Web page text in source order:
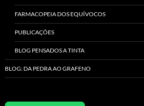
FARMACOPEIA DOS EQUÍVOCOS
PUBLICAÇÕES
BLOG PENSADOS A TINTA
BLOG: DA PEDRA AO GRAFENO